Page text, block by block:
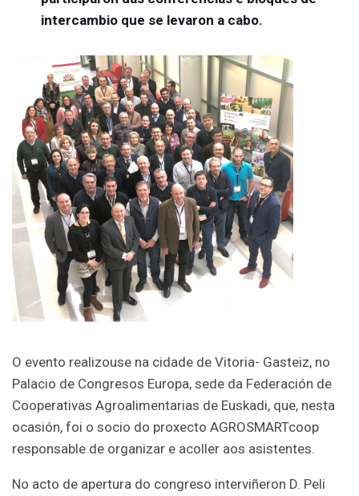
intercambio que se levaron a cabo.
O evento realizouse na cidade de Vitoria- Gasteiz, no
Palacio de Congresos Europa, sede da Federación de
Cooperativas Agroalimentarias de Euskadi, que, nesta
ocasión, foi o socio do proxecto AGROSMARTcoop
responsable de organizar e acoller aos asistentes.
No acto de apertura do congreso interviñeron D. Peli